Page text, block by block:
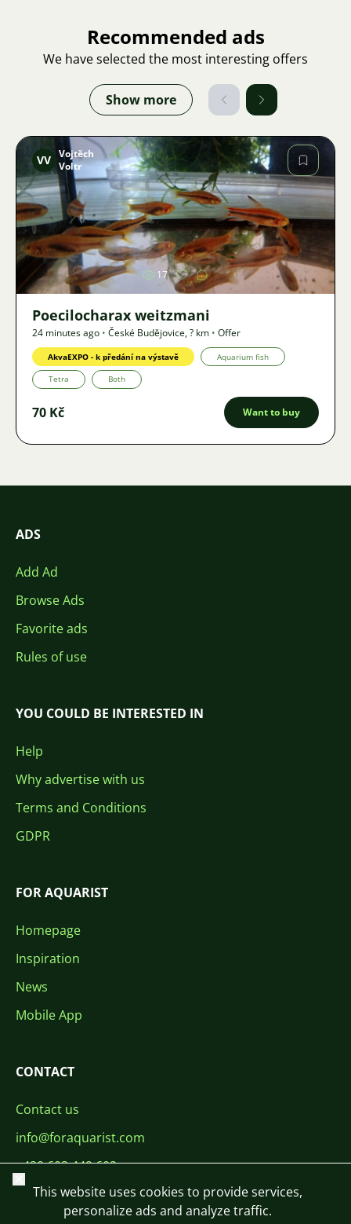
Recommended ads
We have selected the most interesting offers
Show more
Image
VV Vojtěch
Voltr
17
Poecilocharax weitzmani
24 minutes ago • České Budějovice,? km • Offer
AkvaEXPO - k předání na výstavě Aquarium fish
Tetra Both
70 Kč Want to buy
ADS
Add Ad
Browse Ads
Favorite ads
Rules of use
YOU COULD BE INTERESTED IN
Help
Why advertise with us
Terms and Conditions
GDPR
FOR AQUARIST
Homepage
Inspiration
News
Mobile App
CONTACT
Contact us
info@foraquarist.com
+420 603 449 602
Close
This website uses cookies to provide services,
personalize ads and analyze traffic.